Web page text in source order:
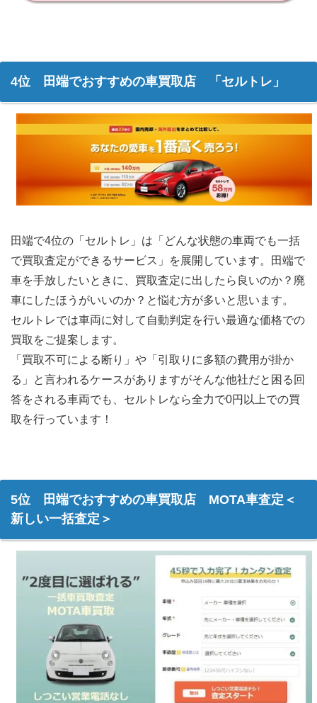
4位 田端でおすすめの車買取店 「セルトレ」
田端で4位の「セルトレ」は「どんな状態の車両でも一括
で買取査定ができるサービス」を展開しています。田端で
車を手放したいときに、買取査定に出したら良いのか？廃
車にしたほうがいいのか？と悩む方が多いと思います。
セルトレでは車両に対して自動判定を行い最適な価格での
買取をご提案します。
「買取不可による断り」や「引取りに多額の費用が掛か
る」と言われるケースがありますがそんな他社だと困る回
答をされる車両でも、セルトレなら全力で0円以上での買
取を行っています！
5位 田端でおすすめの車買取店 MOTA車査定＜
新しい一括査定＞